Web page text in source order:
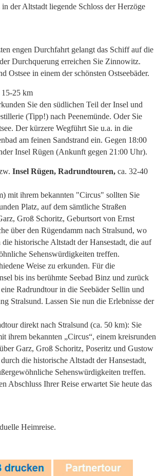
der Altstadt liegende Schloss der Herzöge
engen Durchfahrt gelangt das Schiff auf die
Durchquerung erreichen Sie Zinnowitz.
Ostsee in einem der schönsten Ostseebäder.
25 km
Sie den südlichen Teil der Insel und
(Tipp!) nach Peenemünde. Oder Sie
Der kürzere Wegführt Sie u.a. in die
am feinen Sandstrand ein. Gegen 18:00
Insel Rügen (Ankunft gegen 21:00 Uhr).
Insel Rügen, Radrundtouren,ca. 32-40
mit ihrem bekannten "Circus" sollten Sie
Platz, auf dem sämtliche Straßen
Groß Schoritz, Geburtsort von Ernst
über den Rügendamm nach Stralsund, wo
historische Altstadt der Hansestadt, die auf
Sehenswürdigkeiten treffen.
Weise zu erkunden. Für die
bis ins berühmte Seebad Binz und zurück
Radrundtour in die Seebäder Sellin und
Stralsund. Lassen Sie nun die Erlebnisse der
direkt nach Stralsund (ca. 50 km): Sie
ihrem bekannten „Circus“, einem kreisrunden
Garz, Groß Schoritz, Poseritz und Gustow
die historische Altstadt der Hansestadt,
Sehenswürdigkeiten treffen.
Abschluss Ihrer Reise erwartet Sie heute das
Heimreise.